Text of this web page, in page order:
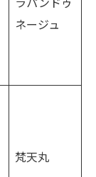
ネージュ
梵天丸